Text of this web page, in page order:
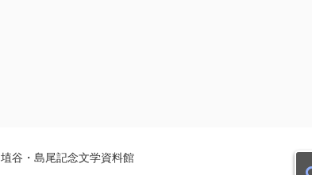
埴谷・島尾記念文学資料館